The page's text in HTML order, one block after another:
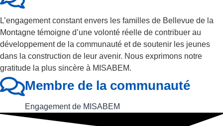
L’engagement constant envers les familles de Bellevue de la
Montagne témoigne d’une volonté réelle de contribuer au
développement de la communauté et de soutenir les jeunes
dans la construction de leur avenir. Nous exprimons notre
gratitude la plus sincère à MISABEM.
Membre de la communauté
Engagement de MISABEM